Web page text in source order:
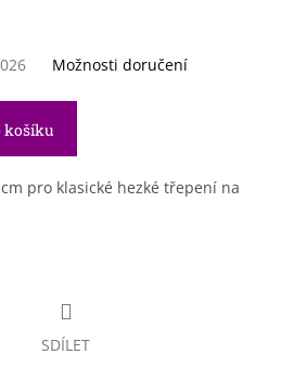
Možnosti doručení
košíku
pro klasické hezké třepení na
SDÍLET